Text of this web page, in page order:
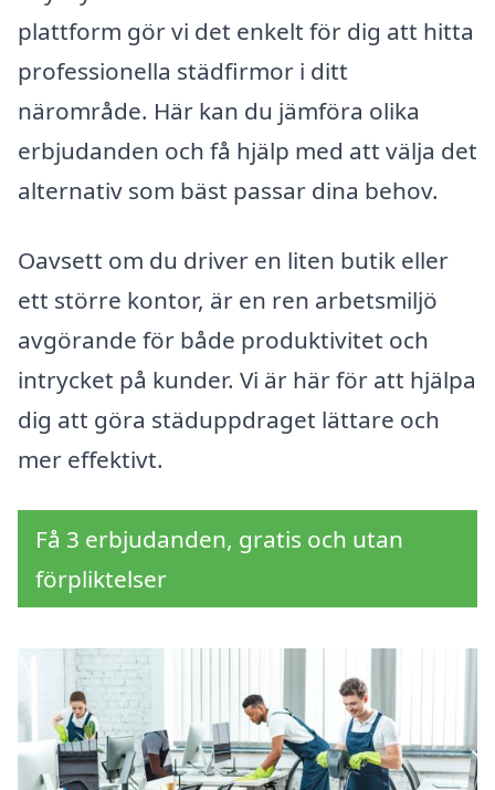
plattform gör vi det enkelt för dig att hitta
professionella städfirmor i ditt
närområde. Här kan du jämföra olika
erbjudanden och få hjälp med att välja det
alternativ som bäst passar dina behov.
Oavsett om du driver en liten butik eller
ett större kontor, är en ren arbetsmiljö
avgörande för både produktivitet och
intrycket på kunder. Vi är här för att hjälpa
dig att göra städuppdraget lättare och
mer effektivt.
Få 3 erbjudanden, gratis och utan
förpliktelser